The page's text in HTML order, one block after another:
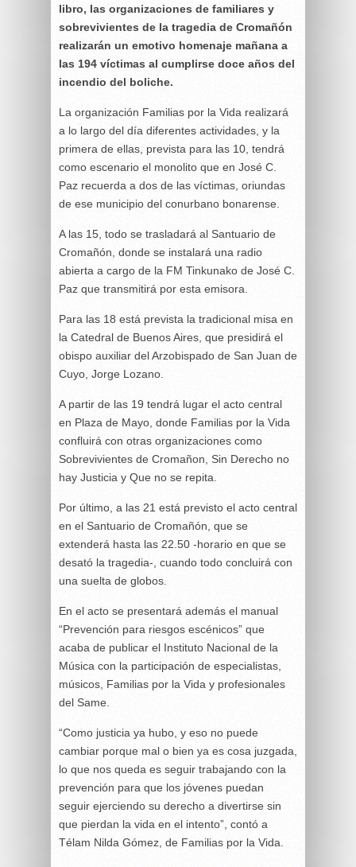
libro, las organizaciones de familiares y
sobrevivientes de la tragedia de Cromañón
realizarán un emotivo homenaje mañana a
las 194 víctimas al cumplirse doce años del
incendio del boliche.
La organización Familias por la Vida realizará
a lo largo del día diferentes actividades, y la
primera de ellas, prevista para las 10, tendrá
como escenario el monolito que en José C.
Paz recuerda a dos de las víctimas, oriundas
de ese municipio del conurbano bonarense.
A las 15, todo se trasladará al Santuario de
Cromañón, donde se instalará una radio
abierta a cargo de la FM Tinkunako de José C.
Paz que transmitirá por esta emisora.
Para las 18 está prevista la tradicional misa en
la Catedral de Buenos Aires, que presidirá el
obispo auxiliar del Arzobispado de San Juan de
Cuyo, Jorge Lozano.
A partir de las 19 tendrá lugar el acto central
en Plaza de Mayo, donde Familias por la Vida
confluirá con otras organizaciones como
Sobrevivientes de Cromañon, Sin Derecho no
hay Justicia y Que no se repita.
Por último, a las 21 está previsto el acto central
en el Santuario de Cromañón, que se
extenderá hasta las 22.50 -horario en que se
desató la tragedia-, cuando todo concluirá con
una suelta de globos.
En el acto se presentará además el manual
“Prevención para riesgos escénicos” que
acaba de publicar el Instituto Nacional de la
Música con la participación de especialistas,
músicos, Familias por la Vida y profesionales
del Same.
“Como justicia ya hubo, y eso no puede
cambiar porque mal o bien ya es cosa juzgada,
lo que nos queda es seguir trabajando con la
prevención para que los jóvenes puedan
seguir ejerciendo su derecho a divertirse sin
que pierdan la vida en el intento”, contó a
Télam Nilda Gómez, de Familias por la Vida.